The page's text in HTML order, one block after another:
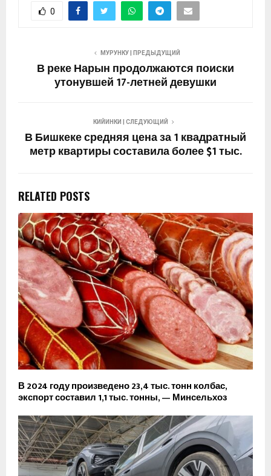
0
МУРУНКУ | ПРЕДЫДУЩИЙ
В реке Нарын продолжаются поиски
утонувшей 17-летней девушки
КИЙИНКИ | СЛЕДУЮЩИЙ
В Бишкеке средняя цена за 1 квадратный
метр квартиры составила более $1 тыс.
RELATED POSTS
В 2024 году произведено 23,4 тыс. тонн колбас,
экспорт составил 1,1 тыс. тонны, — Минсельхоз